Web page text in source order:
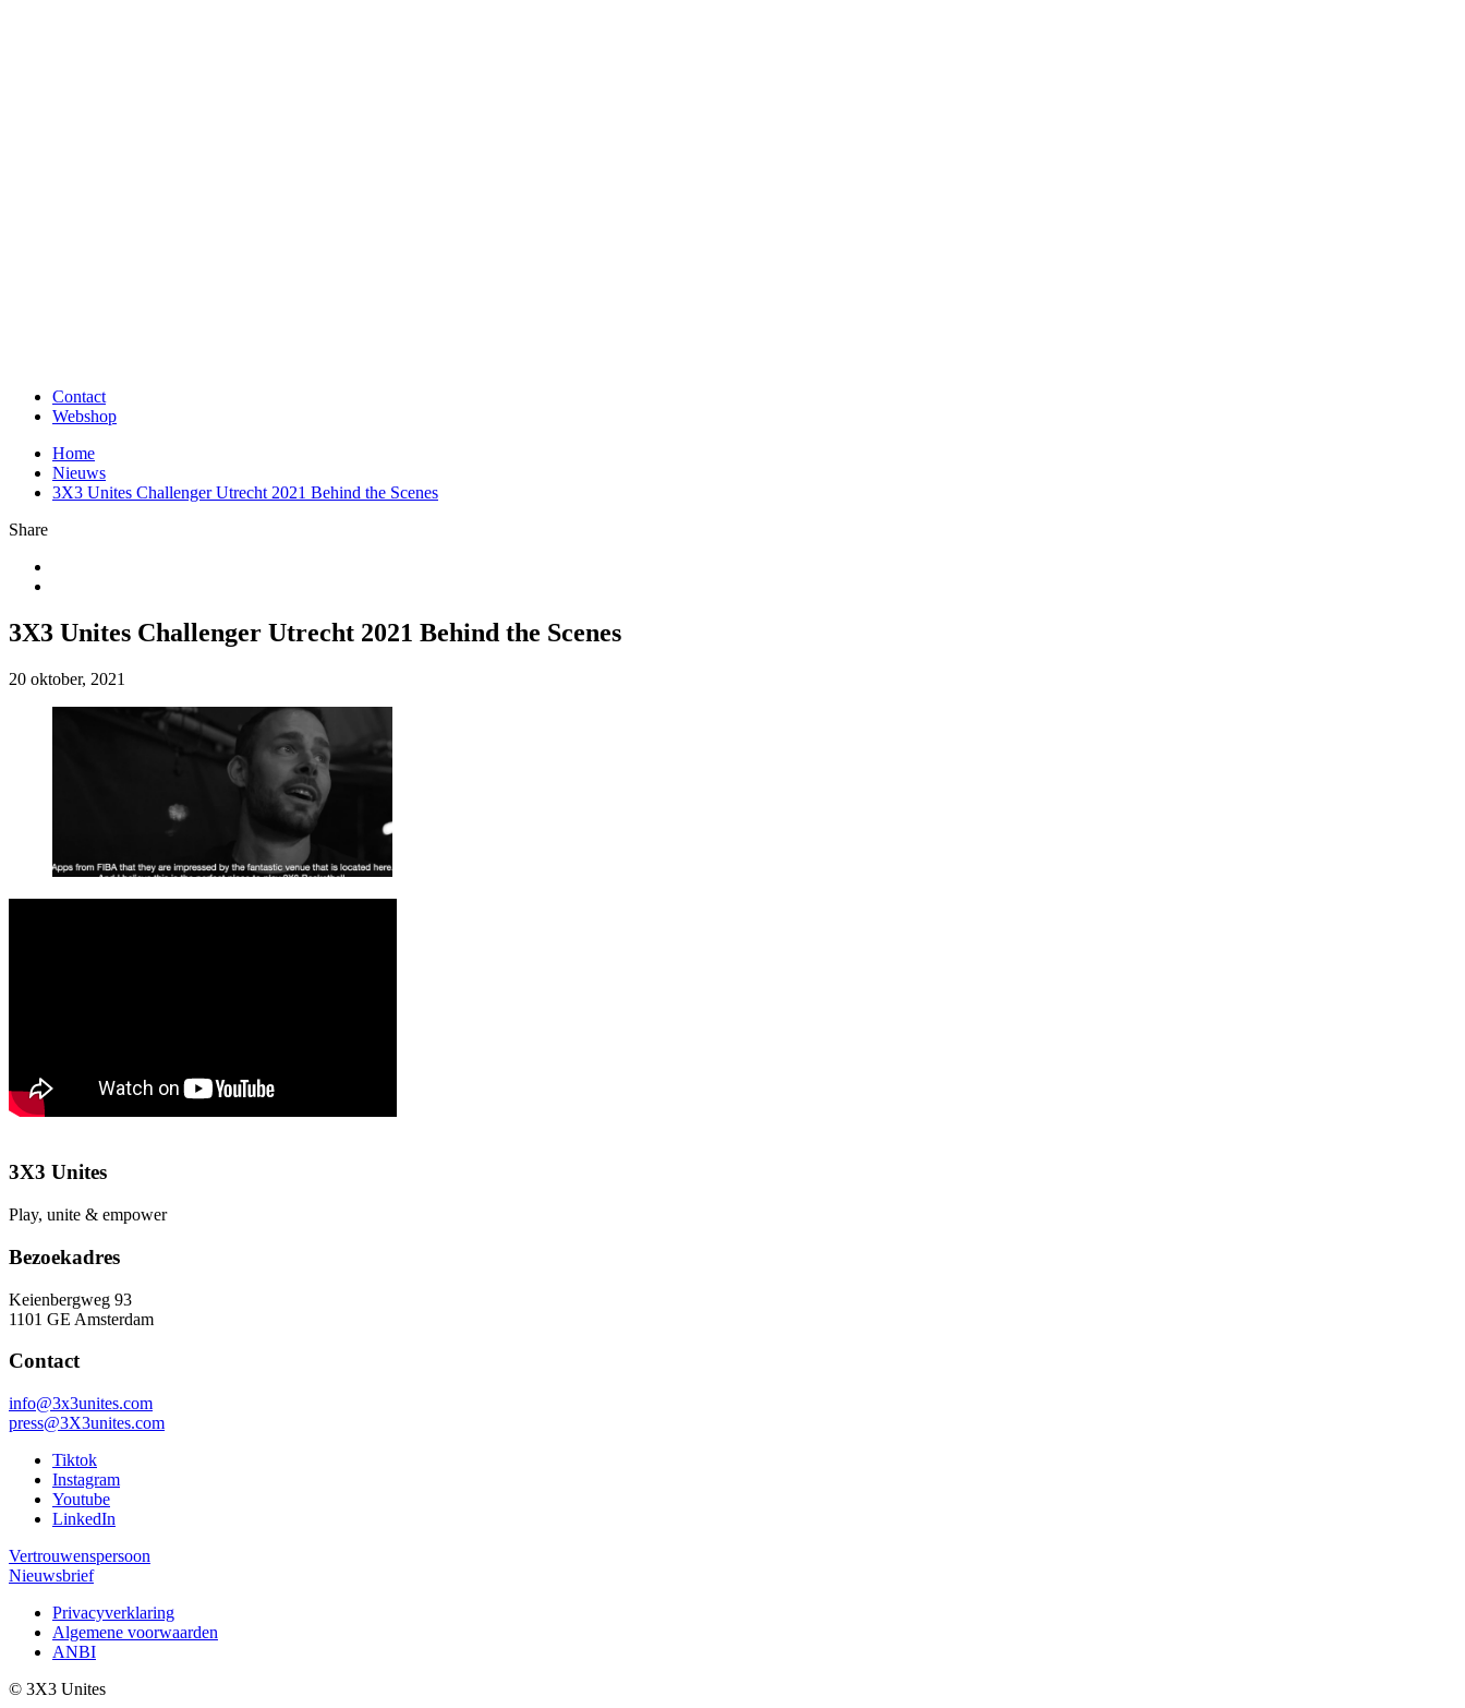
Contact
Webshop
Home
Nieuws
3X3 Unites Challenger Utrecht 2021 Behind the Scenes
Share
3X3 Unites Challenger Utrecht 2021 Behind the Scenes
20 oktober, 2021
3X3 Unites
Play, unite & empower
Bezoekadres
Keienbergweg 93
1101 GE Amsterdam
Contact
info@3x3unites.com
press@3X3unites.com
Tiktok
Instagram
Youtube
LinkedIn
Vertrouwenspersoon
Nieuwsbrief
Privacyverklaring
Algemene voorwaarden
ANBI
© 3X3 Unites